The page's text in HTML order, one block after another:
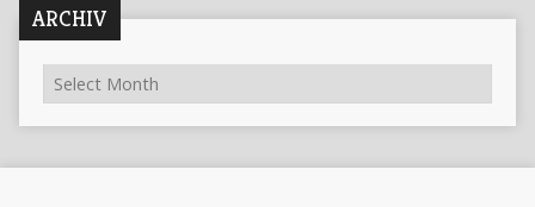
ARCHIV